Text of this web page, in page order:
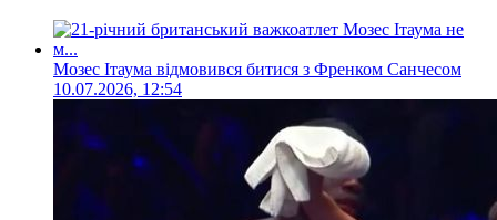
Мозес Ітаума відмовився битися з Френком Санчесом
10.07.2026, 12:54